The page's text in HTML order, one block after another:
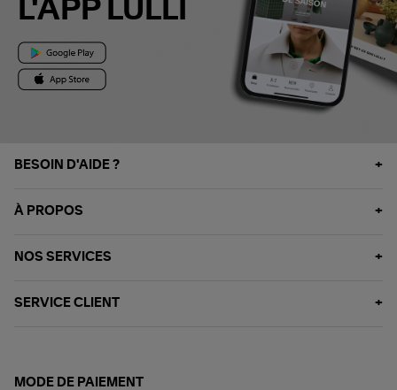
L'APP LULLI
BESOIN D'AIDE ?
À PROPOS
NOS SERVICES
SERVICE CLIENT
MODE DE PAIEMENT